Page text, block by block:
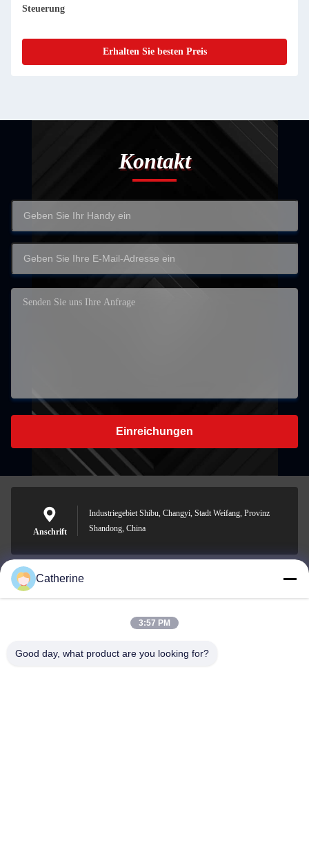
Steuerung
Erhalten Sie besten Preis
Kontakt
Einreichungen
Anschrift
Industriegebiet Shibu, Changyi, Stadt Weifang, Provinz
Shandong, China
padraic@huayumachine.cn
Catherine
3:57 PM
Good day, what product are you looking for?